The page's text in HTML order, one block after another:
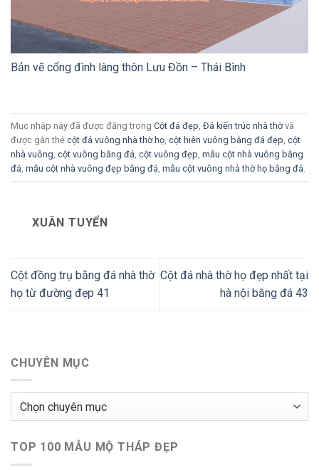
Bản vẽ cổng đình làng thôn Lưu Đồn – Thái Bình
Mục nhập này đã được đăng trong Cột đá đẹp Đá kiến trúc nhà thờvà
được gắn thẻ cột đá vuông nhà thờ họ cột hiên vuông bằng đá đẹp cột
nhà vuông cột vuông bằng đá cột vuông đẹp mẫu cột nhà vuông bằng
đá mẫu cột nhà vuông đẹp bằng đá mẫu cột vuông nhà thờ họ bằng đá
XUÂN TUYỂN
Cột đồng trụ bằng đá nhà thờ
họ từ đường đẹp 41
Cột đá nhà thờ họ đẹp nhất tại
hà nội bằng đá 43
CHUYÊN MỤC
Chuyên
TOP 100 MẪU MỘ THÁP ĐẸP